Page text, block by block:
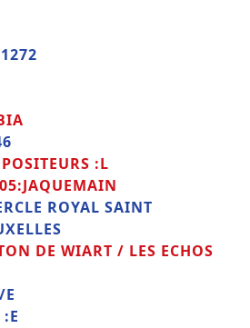
:L
ROYAL SAINT
DE WIART / LES ECHOS
E
:E